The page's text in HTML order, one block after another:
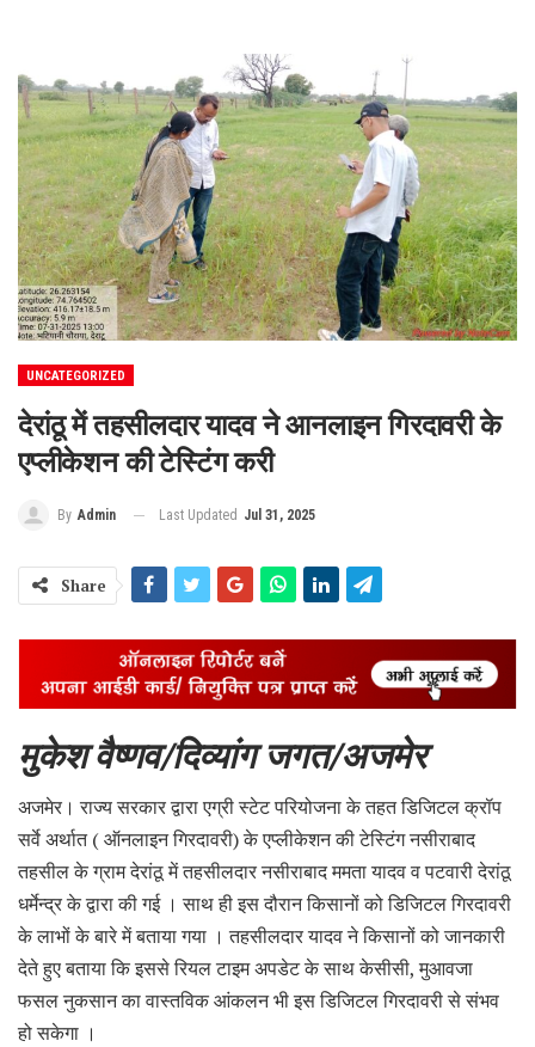
UNCATEGORIZED
देरांठू में तहसीलदार यादव ने आनलाइन गिरदावरी के
एप्लीकेशन की टेस्टिंग करी
By Admin Last Updated Jul 31, 2025
Share
मुकेश वैष्णव/दिव्यांग जगत/अजमेर
अजमेर। राज्य सरकार द्वारा एग्री स्टेट परियोजना के तहत डिजिटल क्रॉप
सर्वे अर्थात ( ऑनलाइन गिरदावरी) के एप्लीकेशन की टेस्टिंग नसीराबाद
तहसील के ग्राम देरांठू में तहसीलदार नसीराबाद ममता यादव व पटवारी देरांठू
धर्मेन्द्र के द्वारा की गई । साथ ही इस दौरान किसानों को डिजिटल गिरदावरी
के लाभों के बारे में बताया गया । तहसीलदार यादव ने किसानों को जानकारी
देते हुए बताया कि इससे रियल टाइम अपडेट के साथ केसीसी, मुआवजा
फसल नुकसान का वास्तविक आंकलन भी इस डिजिटल गिरदावरी से संभव
हो सकेगा ।